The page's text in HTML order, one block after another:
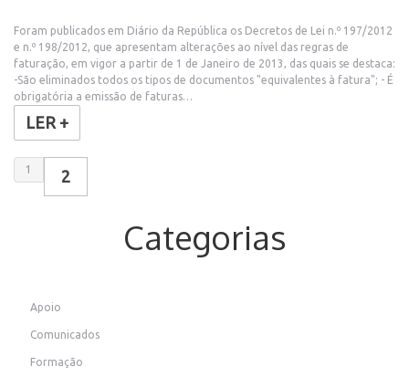
Foram publicados em Diário da República os Decretos de Lei n.º 197/2012
e n.º 198/2012, que apresentam alterações ao nível das regras de
faturação, em vigor a partir de 1 de Janeiro de 2013, das quais se destaca:
-São eliminados todos os tipos de documentos "equivalentes à fatura"; - É
obrigatória a emissão de faturas…
LER +
1 2
Categorias
Apoio
Comunicados
Formação